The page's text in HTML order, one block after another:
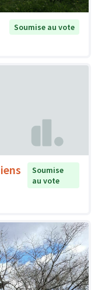
Soumise au vote
Soumise
au vote